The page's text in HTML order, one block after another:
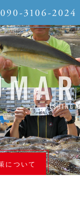
について